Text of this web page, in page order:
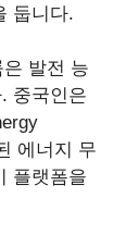
둡니다.
발전 능
중국인은
에너지 무
플랫폼을